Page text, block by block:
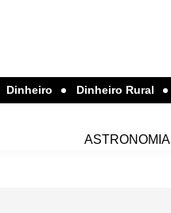
Dinheiro Dinheiro Rural
ASTRONOMIA